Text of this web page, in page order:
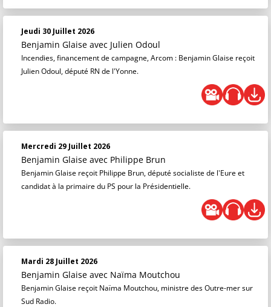
Jeudi 30 Juillet 2026
Benjamin Glaise avec Julien Odoul
Incendies, financement de campagne, Arcom : Benjamin Glaise reçoit
Julien Odoul, député RN de l'Yonne.
Mercredi 29 Juillet 2026
Benjamin Glaise avec Philippe Brun
Benjamin Glaise reçoit Philippe Brun, député socialiste de l'Eure et
candidat à la primaire du PS pour la Présidentielle.
Mardi 28 Juillet 2026
Benjamin Glaise avec Naïma Moutchou
Benjamin Glaise reçoit Naïma Moutchou, ministre des Outre-mer sur
Sud Radio.